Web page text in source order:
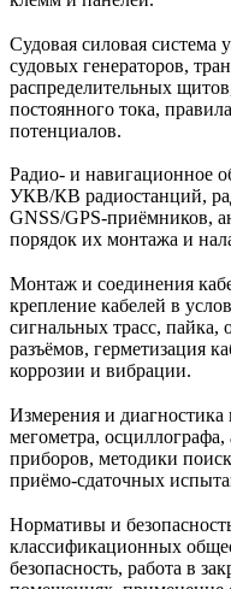
Судовая силовая
судовых генераторов,
распределительных
постоянного тока,
потенциалов.
Радио- и навигационное
УКВ/КВ радиостанций,
GNSS/GPS-приёмников,
порядок их монтажа и
Монтаж и соединения
крепление кабелей в
сигнальных трасс, пайка,
разъёмов, герметизация
коррозии и вибрации.
Измерения и диагностика
мегометра,
приборов, методики
приёмо-сдаточных
Нормативы и
классификационных
безопасность, работа в